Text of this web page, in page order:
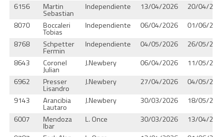
6156
Martin
Sebastian
Independiente 13/04/2026
20/04/
8070
Boccaleri
Tobias
Independiente 06/04/2026
01/06/
8768
Schpetter
Fermin
Independiente 04/05/2026
26/05/
8643
Coronel
Julian
J.Newbery 06/04/2026
11/05/
6962
Presser
Lisandro
J.Newbery 27/04/2026
04/05/
9143
Arancibia
Lautaro
J.Newbery 30/03/2026
18/05/
6007
Mendoza
Ibar
L. Once 30/03/2026
13/04/